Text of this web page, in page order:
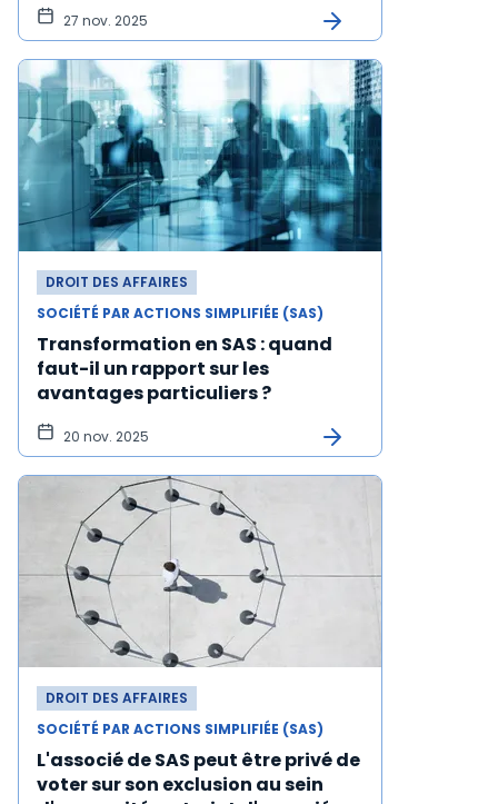
27 nov. 2025
DROIT DES AFFAIRES
SOCIÉTÉ PAR ACTIONS SIMPLIFIÉE (SAS)
Transformation en SAS : quand
faut-il un rapport sur les
avantages particuliers ?
20 nov. 2025
DROIT DES AFFAIRES
SOCIÉTÉ PAR ACTIONS SIMPLIFIÉE (SAS)
L'associé de SAS peut être privé de
voter sur son exclusion au sein